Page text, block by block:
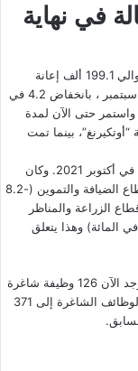
بطالة في نهاية
في نهاية أكتوبر 2021، قدمت وكالة تأمين الموظفين حوالي 199.1 ألف إعانة
بطالة. أي أقل بحوالي 8.8 ألف مما كان عليه في نهاية سبتمبر ، بانخفاض 4.2 في
واستمر حتى الآن لمدة
26.3 ألف راتب بطالة “أوتكيرنغ”، بينما تمت
في جميع القطاعات تقريباً، انخفض عدد إعانات البطالة في أكتوبر 2021. وكان
أقوى انخفاض في قطاع الثقافة (-8.6 في المائة) ، وقطاع الضيافة والتموين (-8.2
فقط في قطاع الزراعة والمناظر
الطبيعية وصيد الأسماك زاد عدد إعانات البطالة (+3.2 في المائة) وهذا يتعلق
في وقت سابق من هذا الشهر، يوجد الآن 126 وظيفة شاغرة
لكل 100 عاطل وهو أمر غير مسبوق. حيث ارتفع عدد الوظائف الشاغرة إلى 371